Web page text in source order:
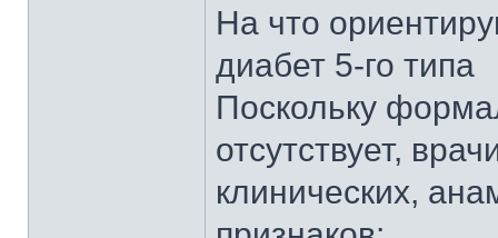
На что
диабет 5-го типа
Поскольку
отсутствует,
клинических,